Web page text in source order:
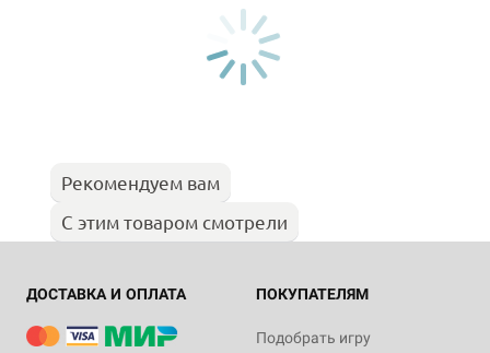
Рекомендуем вам
С этим товаром смотрели
ДОСТАВКА И ОПЛАТА ПОКУПАТЕЛЯМ
Подобрать игру